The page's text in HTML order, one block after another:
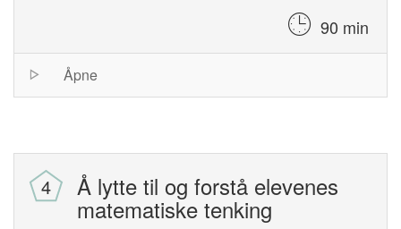
90 min
Åpne
Session
Å lytte til og forstå elevenes
matematiske tenking